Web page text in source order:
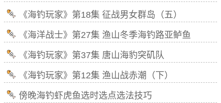
《海钓玩家》第18集 征战男女群岛（五）
《海洋战士》第27集 渔山冬季海钓路亚鲈鱼
《海钓玩家》第37集 唐山海豹突矶队
《海钓玩家》第12集 渔山战赤潮（下）
傍晚海钓虾虎鱼选时选点选法技巧